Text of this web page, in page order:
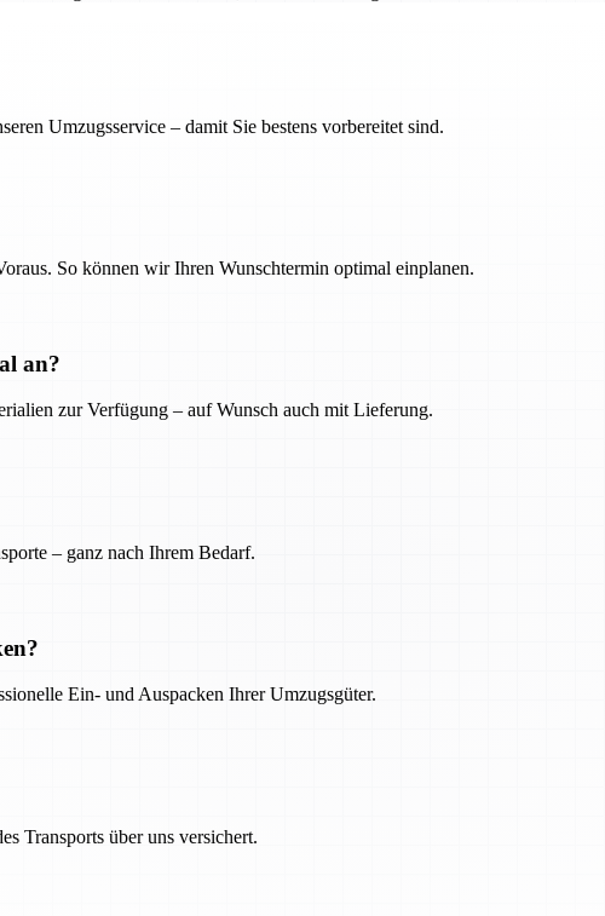
Umzugsservice – damit Sie bestens vorbereitet sind.
So können wir Ihren Wunschtermin optimal einplanen.
an?
zur Verfügung – auf Wunsch auch mit Lieferung.
– ganz nach Ihrem Bedarf.
Ein- und Auspacken Ihrer Umzugsgüter.
Transports über uns versichert.